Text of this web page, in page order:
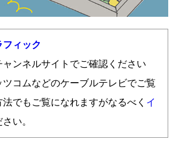
ィック
ャンネルサイトでご確認ください
ツコムなどのケーブルテレビでご覧
でもご覧になれますがなるべく イ
い。